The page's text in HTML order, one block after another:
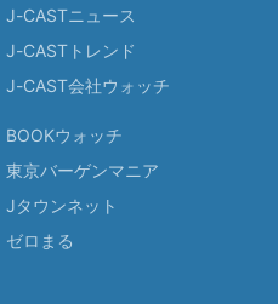
J-CASTニュース
J-CASTトレンド
J-CAST会社ウォッチ
BOOKウォッチ
東京バーゲンマニア
Jタウンネット
ゼロまる